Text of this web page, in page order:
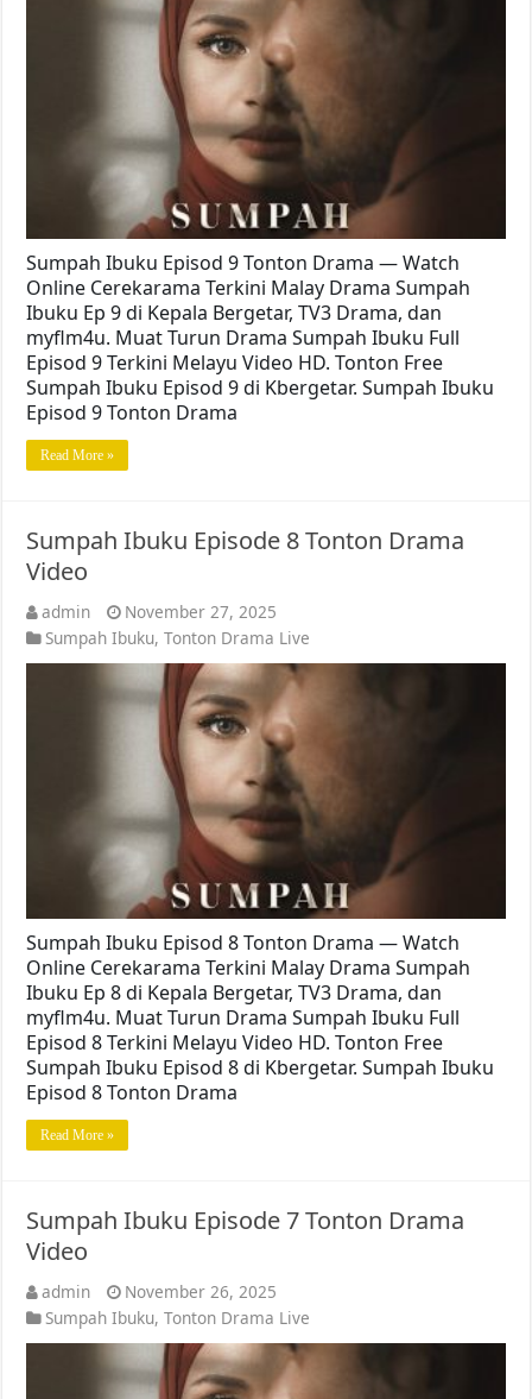
Sumpah Ibuku Episod 9 Tonton Drama — Watch
Online Cerekarama Terkini Malay Drama Sumpah
Ibuku Ep 9 di Kepala Bergetar, TV3 Drama, dan
myflm4u. Muat Turun Drama Sumpah Ibuku Full
Episod 9 Terkini Melayu Video HD. Tonton Free
Sumpah Ibuku Episod 9 di Kbergetar. Sumpah Ibuku
Episod 9 Tonton Drama
Read More »
Sumpah Ibuku Episode 8 Tonton Drama
Video
admin
November 27, 2025
Sumpah Ibuku,Tonton Drama Live
Sumpah Ibuku Episod 8 Tonton Drama — Watch
Online Cerekarama Terkini Malay Drama Sumpah
Ibuku Ep 8 di Kepala Bergetar, TV3 Drama, dan
myflm4u. Muat Turun Drama Sumpah Ibuku Full
Episod 8 Terkini Melayu Video HD. Tonton Free
Sumpah Ibuku Episod 8 di Kbergetar. Sumpah Ibuku
Episod 8 Tonton Drama
Read More »
Sumpah Ibuku Episode 7 Tonton Drama
Video
admin
November 26, 2025
Sumpah Ibuku,Tonton Drama Live